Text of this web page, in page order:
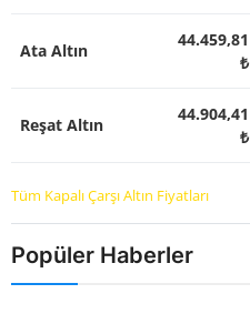
Ata Altın
44.459,81
₺
Reşat Altın
44.904,41
₺
Tüm Kapalı Çarşı Altın Fiyatları
Popüler Haberler